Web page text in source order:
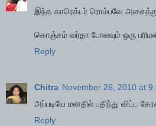
இந்த காரெக்டர் ரொம்பவே
கொஞ்சம் வர்தா போலவும் ஒரு
Reply
Chitra November 26, 2010 at
அப்படியே மனதில் பதிந்து விட்ட
Reply